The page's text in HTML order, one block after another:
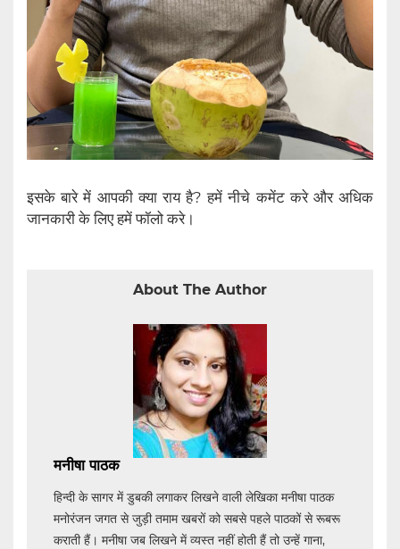
इसके बारे में आपकी क्या राय है? हमें नीचे कमेंट करे और अधिक
जानकारी के लिए हमें फॉलो करे।
About The Author
मनीषा पाठक
हिन्दी के सागर में डुबकी लगाकर लिखने वाली लेखिका मनीषा पाठक
मनोरंजन जगत से जुड़ी तमाम खबरों को सबसे पहले पाठकों से रूबरू
कराती हैं। मनीषा जब लिखने में व्यस्त नहीं होती हैं तो उन्हें गाना,